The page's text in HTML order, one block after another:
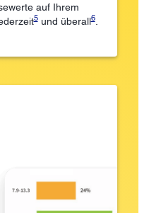
auf Ihrem
5und überall6.